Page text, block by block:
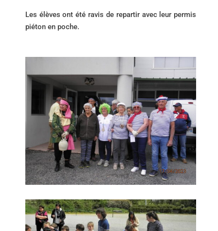
Les élèves ont été ravis de repartir avec leur permis
piéton en poche.